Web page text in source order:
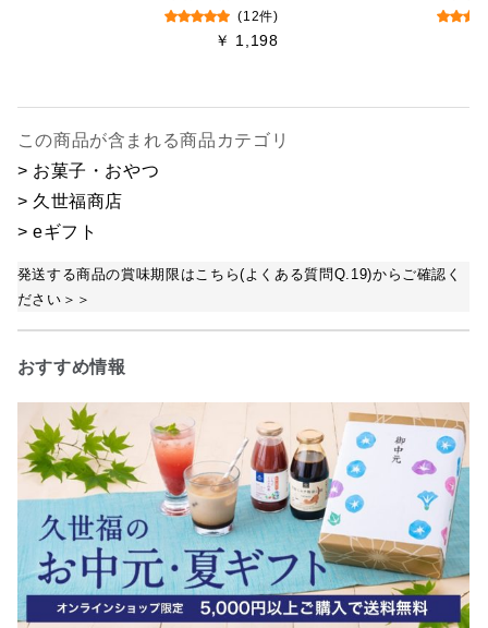
(12件)
￥ 1,198
この商品が含まれる商品カテゴリ
> お菓子・おやつ
> 久世福商店
> eギフト
発送する商品の賞味期限はこちら(よくある質問Q.19)からご確認く
ださい＞＞
おすすめ情報